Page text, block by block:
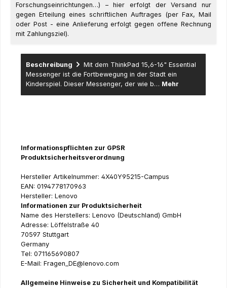
Forschungseinrichtungen…) – hier erfolgt der Versand nur
gegen Erteilung eines schriftlichen Auftrages (per Fax, Mail
oder Post - eine Anlieferung erfolgt gegen offene Rechnung
mit Zahlungsziel).
Beschreibung
Mit dem ThinkPad 15,6-16" Essential
Messenger ist die Fortbewegung in der Stadt ein
Kinderspiel. Dieser Messenger, der wie b… Mehr
Informationspflichten zur GPSR
Produktsicherheitsverordnung
Hersteller Artikelnummer: 4X40Y95215-Campus
EAN: 0194778170963
Hersteller: Lenovo
Informationen zur Produktsicherheit
Name des Herstellers: Lenovo (Deutschland) GmbH
Adresse: Löffelstraße 40
70597 Stuttgart
Germany
Tel: 071165690807
E-Mail: Fragen_DE@lenovo.com
Allgemeine Hinweise zu Sicherheit und Kompatibilität